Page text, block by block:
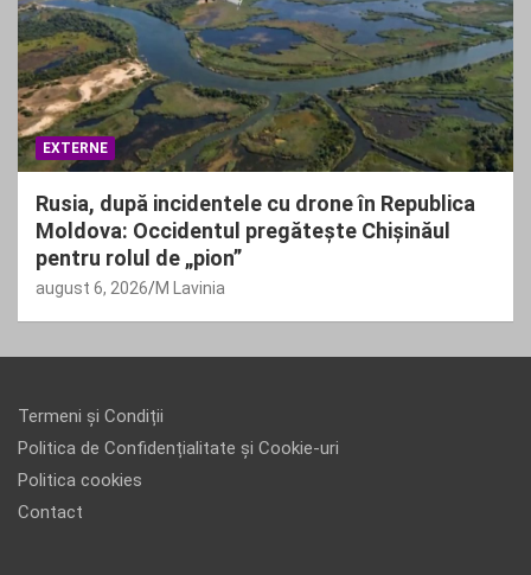
EXTERNE
Rusia, după incidentele cu drone în Republica
Moldova: Occidentul pregătește Chișinăul
pentru rolul de „pion”
august 6, 2026 M Lavinia
Termeni și Condiții
Politica de Confidențialitate și Cookie-uri
Politica cookies
Contact